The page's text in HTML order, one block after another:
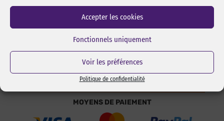
Accepter les cookies
Fonctionnels uniquement
Voir les préférences
Politique de confidentialité
MOYENS DE PAIEMENT